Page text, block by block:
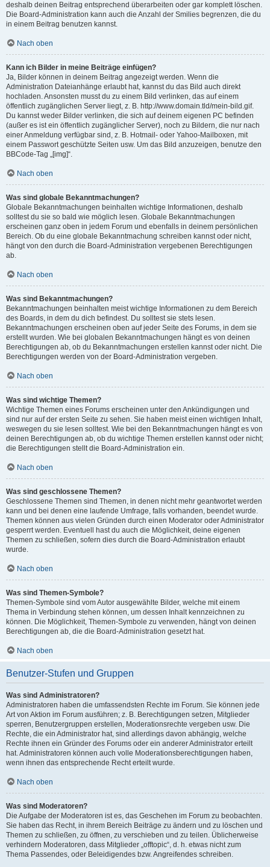
deshalb deinen Beitrag entsprechend überarbeiten oder gar komplett löschen.
Die Board-Administration kann auch die Anzahl der Smilies begrenzen, die du
in einem Beitrag benutzen kannst.
Nach oben
Kann ich Bilder in meine Beiträge einfügen?
Ja, Bilder können in deinem Beitrag angezeigt werden. Wenn die
Administration Dateianhänge erlaubt hat, kannst du das Bild auch direkt
hochladen. Ansonsten musst du zu einem Bild verlinken, das auf einem
öffentlich zugänglichen Server liegt, z. B. http://www.domain.tld/mein-bild.gif.
Du kannst weder Bilder verlinken, die sich auf deinem eigenen PC befinden
(außer es ist ein öffentlich zugänglicher Server), noch zu Bildern, die nur nach
einer Anmeldung verfügbar sind, z. B. Hotmail- oder Yahoo-Mailboxen, mit
einem Passwort geschützte Seiten usw. Um das Bild anzuzeigen, benutze den
BBCode-Tag „[img]“.
Nach oben
Was sind globale Bekanntmachungen?
Globale Bekanntmachungen beinhalten wichtige Informationen, deshalb
solltest du sie so bald wie möglich lesen. Globale Bekanntmachungen
erscheinen ganz oben in jedem Forum und ebenfalls in deinem persönlichen
Bereich. Ob du eine globale Bekanntmachung schreiben kannst oder nicht,
hängt von den durch die Board-Administration vergebenen Berechtigungen
ab.
Nach oben
Was sind Bekanntmachungen?
Bekanntmachungen beinhalten meist wichtige Informationen zu dem Bereich
des Boards, in dem du dich befindest. Du solltest sie stets lesen.
Bekanntmachungen erscheinen oben auf jeder Seite des Forums, in dem sie
erstellt wurden. Wie bei globalen Bekanntmachungen hängt es von deinen
Berechtigungen ab, ob du Bekanntmachungen erstellen kannst oder nicht. Die
Berechtigungen werden von der Board-Administration vergeben.
Nach oben
Was sind wichtige Themen?
Wichtige Themen eines Forums erscheinen unter den Ankündigungen und
sind nur auf der ersten Seite zu sehen. Sie haben meist einen wichtigen Inhalt,
weswegen du sie lesen solltest. Wie bei den Bekanntmachungen hängt es von
deinen Berechtigungen ab, ob du wichtige Themen erstellen kannst oder nicht;
die Berechtigungen stellt die Board-Administration ein.
Nach oben
Was sind geschlossene Themen?
Geschlossene Themen sind Themen, in denen nicht mehr geantwortet werden
kann und bei denen eine laufende Umfrage, falls vorhanden, beendet wurde.
Themen können aus vielen Gründen durch einen Moderator oder Administrator
gesperrt werden. Eventuell hast du auch die Möglichkeit, deine eigenen
Themen zu schließen, sofern dies durch die Board-Administration erlaubt
wurde.
Nach oben
Was sind Themen-Symbole?
Themen-Symbole sind vom Autor ausgewählte Bilder, welche mit einem
Thema in Verbindung stehen können, um dessen Inhalt kennzeichnen zu
können. Die Möglichkeit, Themen-Symbole zu verwenden, hängt von deinen
Berechtigungen ab, die die Board-Administration gesetzt hat.
Nach oben
Benutzer-Stufen und Gruppen
Was sind Administratoren?
Administratoren haben die umfassendsten Rechte im Forum. Sie können jede
Art von Aktion im Forum ausführen; z. B. Berechtigungen setzen, Mitglieder
sperren, Benutzergruppen erstellen, Moderationsrechte vergeben usw. Die
Rechte, die ein Administrator hat, sind allerdings davon abhängig, welche
Rechte ihnen ein Gründer des Forums oder ein anderer Administrator erteilt
hat. Administratoren können auch volle Moderationsberechtigungen haben,
wenn ihnen das entsprechende Recht erteilt wurde.
Nach oben
Was sind Moderatoren?
Die Aufgabe der Moderatoren ist es, das Geschehen im Forum zu beobachten.
Sie haben das Recht, in ihrem Bereich Beiträge zu ändern und zu löschen und
Themen zu schließen, zu öffnen, zu verschieben und zu teilen. Üblicherweise
verhindern Moderatoren, dass Mitglieder „offtopic“, d. h. etwas nicht zum
Thema Passendes, oder Beleidigendes bzw. Angreifendes schreiben.